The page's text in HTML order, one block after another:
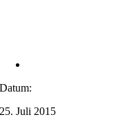
Datum:
25. Juli 2015